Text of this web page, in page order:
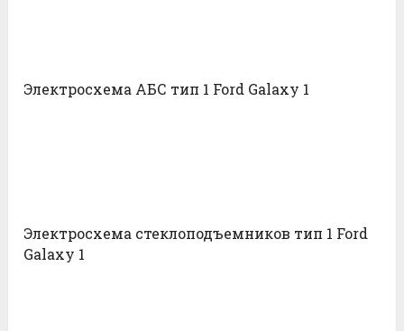
Электросхема АБС тип 1 Ford Galaxy 1
Электросхема стеклоподъемников тип 1 Ford
Galaxy 1